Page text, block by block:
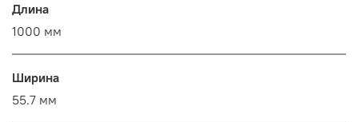
Длина
1000 мм
Ширина
55.7 мм